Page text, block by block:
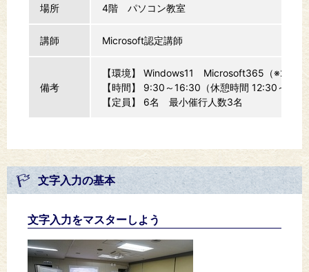
場所 4階 パソコン教室
講師 Microsoft認定講師
備考
【環境】 Windows11 Microsoft365（※2025
【時間】 9:30～16:30（休憩時間 12:30～
【定員】 6名 最小催行人数3名
文字入力の基本
文字入力をマスターしよう